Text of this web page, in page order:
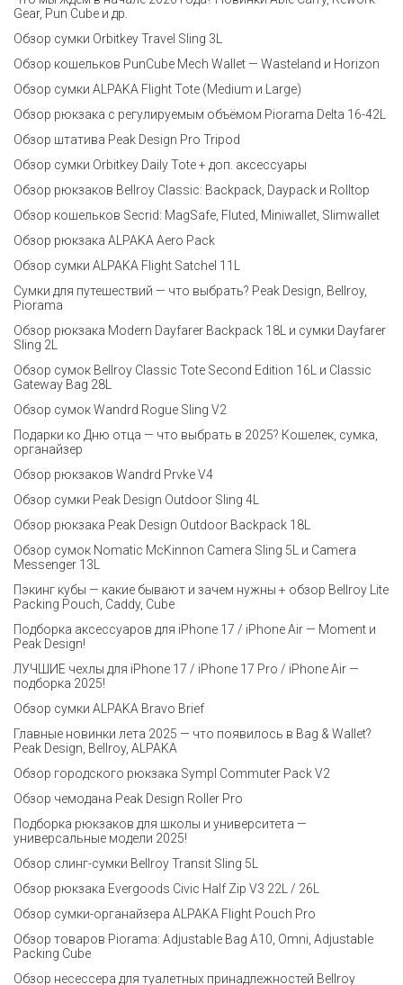
Gear, Pun Cube и др.
Обзор сумки Orbitkey Travel Sling 3L
Обзор кошельков PunCube Mech Wallet — Wasteland и Horizon
Обзор сумки ALPAKA Flight Tote (Medium и Large)
Обзор рюкзака с регулируемым объёмом Piorama Delta 16-42L
Обзор штатива Peak Design Pro Tripod
Обзор сумки Orbitkey Daily Tote + доп. аксессуары
Обзор рюкзаков Bellroy Classic: Backpack, Daypack и Rolltop
Обзор кошельков Secrid: MagSafe, Fluted, Miniwallet, Slimwallet
Обзор рюкзака ALPAKA Aero Pack
Обзор сумки ALPAKA Flight Satchel 11L
Сумки для путешествий — что выбрать? Peak Design, Bellroy,
Piorama
Обзор рюкзака Modern Dayfarer Backpack 18L и сумки Dayfarer
Sling 2L
Обзор сумок Bellroy Classic Tote Second Edition 16L и Classic
Gateway Bag 28L
Обзор сумок Wandrd Rogue Sling V2
Подарки ко Дню отца — что выбрать в 2025? Кошелек, сумка,
органайзер
Обзор рюкзаков Wandrd Prvke V4
Обзор сумки Peak Design Outdoor Sling 4L
Обзор рюкзака Peak Design Outdoor Backpack 18L
Обзор сумок Nomatic McKinnon Camera Sling 5L и Camera
Messenger 13L
Пэкинг кубы — какие бывают и зачем нужны + обзор Bellroy Lite
Packing Pouch, Caddy, Cube
Подборка аксессуаров для iPhone 17 / iPhone Air — Moment и
Peak Design!
ЛУЧШИЕ чехлы для iPhone 17 / iPhone 17 Pro / iPhone Air —
подборка 2025!
Обзор сумки ALPAKA Bravo Brief
Главные новинки лета 2025 — что появилось в Bag & Wallet?
Peak Design, Bellroy, ALPAKA
Обзор городского рюкзака Sympl Commuter Pack V2
Обзор чемодана Peak Design Roller Pro
Подборка рюкзаков для школы и университета —
универсальные модели 2025!
Обзор слинг-сумки Bellroy Transit Sling 5L
Обзор рюкзака Evergoods Civic Half Zip V3 22L / 26L
Обзор сумки-органайзера ALPAKA Flight Pouch Pro
Обзор товаров Piorama: Adjustable Bag A10, Omni, Adjustable
Packing Cube
Обзор несессера для туалетных принадлежностей Bellroy